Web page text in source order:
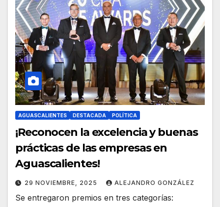
AGUASCALIENTES DESTACADA POLÍTICA
¡Reconocen la excelencia y buenas
prácticas de las empresas en
Aguascalientes!
29 NOVIEMBRE, 2025 ALEJANDRO GONZÁLEZ
Se entregaron premios en tres categorías: